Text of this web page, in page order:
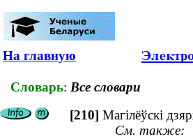
На главную
Словарь: Все словари
[210] Магілёўскі
См. также: